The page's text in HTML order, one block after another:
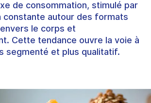
de consommation, stimulé par
constante autour des formats
le corps et
Cette tendance ouvre la voie à
segmenté et plus qualitatif.